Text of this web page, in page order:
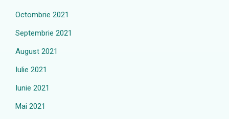
Octombrie 2021
Septembrie 2021
August 2021
Iulie 2021
Iunie 2021
Mai 2021